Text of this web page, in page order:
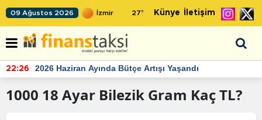
09 Ağustos 2026 27° Künye İletişim
22:26 2026 Haziran Ayında Bütçe Artışı Yaşandı
1000 18 Ayar Bilezik Gram Kaç TL?